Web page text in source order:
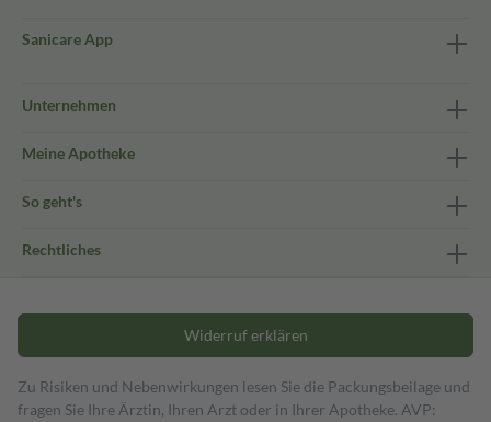
Sanicare App
Unternehmen
Meine Apotheke
So geht's
Rechtliches
Widerruf erklären
Zu Risiken und Nebenwirkungen lesen Sie die Packungsbeilage und
fragen Sie Ihre Ärztin, Ihren Arzt oder in Ihrer Apotheke. AVP: